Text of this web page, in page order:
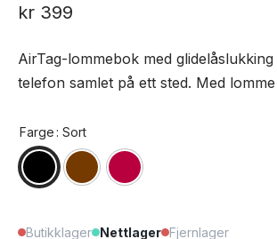
kr 399
AirTag-lommebok med
telefon samlet på ett sted. Med
Farge : Sort
Butikklager Nettlager Fjernlager